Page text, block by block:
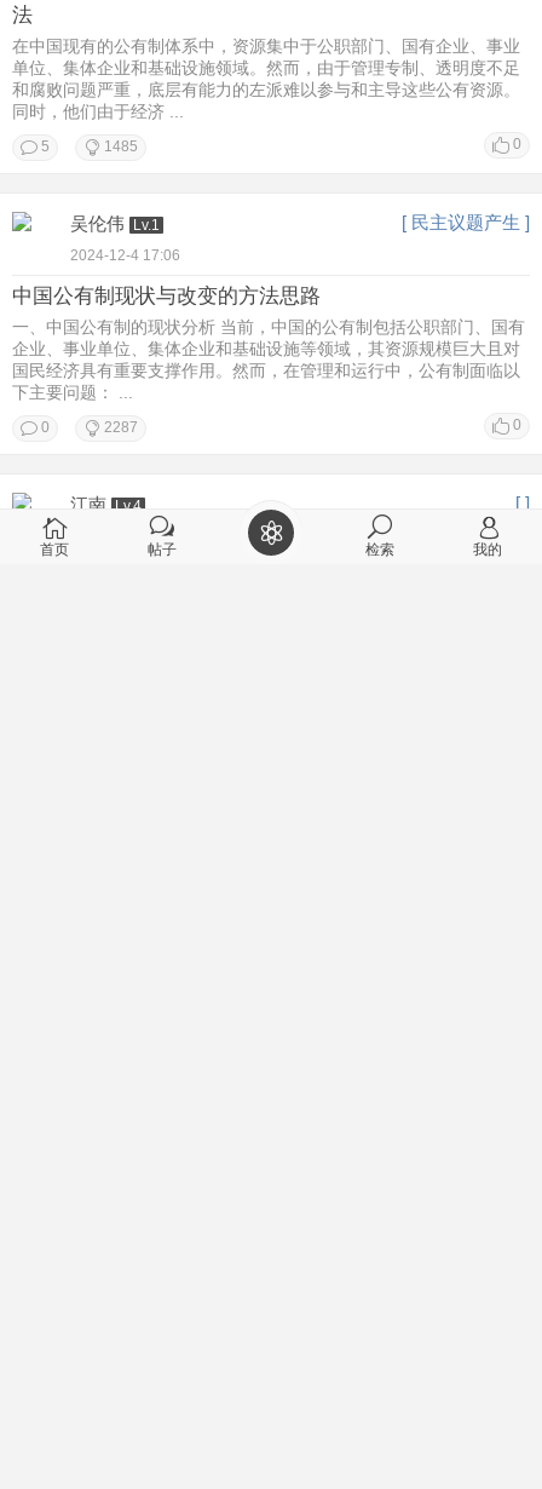
法
在中国现有的公有制体系中，资源集中于公职部门、国有企业、事业
单位、集体企业和基础设施领域。然而，由于管理专制、透明度不足
和腐败问题严重，底层有能力的左派难以参与和主导这些公有资源。
同时，他们由于经济 ...
0
5 1485
吴伦伟 Lv.1 [ 民主议题产生 ]
2024-12-4 17:06
中国公有制现状与改变的方法思路
一、中国公有制的现状分析 当前，中国的公有制包括公职部门、国有
企业、事业单位、集体企业和基础设施等领域，其资源规模巨大且对
国民经济具有重要支撑作用。然而，在管理和运行中，公有制面临以
下主要问题： ...
0
0 2287
江南 Lv.4 [ ]
2024-12-4 15:46
首页 帖子 检索 我的